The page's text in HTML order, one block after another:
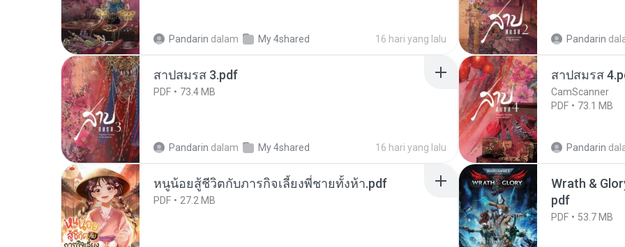
Pandarin dalam My 4shared 16 hari yang lalu Pandarin
สาปสมรส 3.pdf
PDF 73.4 MB
Pandarin dalam My 4shared 16 hari yang lalu
สาปสมรส
CamScanner
PDF
73.1 MB
Pandarin
หนูน้อยสู้ชีวิตกับภารกิจเลี้ยงพี่ชายทั้งห้า.pdf
PDF 27.2 MB
Wrath &
pdf
PDF 53.7 MB